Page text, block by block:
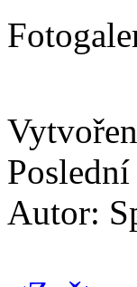
Autor: